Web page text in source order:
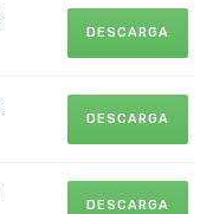
DESCARGA
DESCARGA
DESCARGA